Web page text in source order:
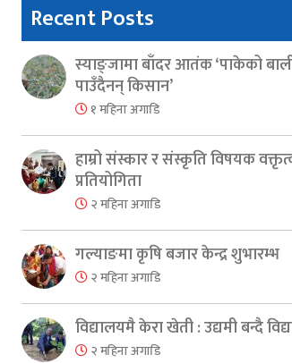
Recent Posts
स्याङ्जामा बाँदर आतंक ‘पाकेको बाली
पाउँदैनन् किसान’
१ महिना अगाडि
हाम्रो संस्कार र संस्कृति विषयक
प्रतियोगिता
२ महिना अगाडि
गल्याङमा कृषि बजार केन्द्र शुभारम्भ
२ महिना अगाडि
विद्यालयमै केरा खेती : उद्यमी बन्दै
२ महिना अगाडि